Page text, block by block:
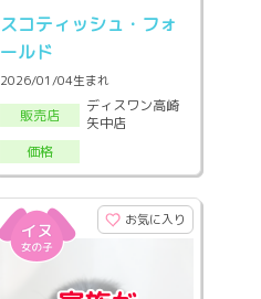
スコティッシュ・フォ
ールド
2026/01/04生まれ
販売店
ディスワン高崎
矢中店
価格
お気に入り